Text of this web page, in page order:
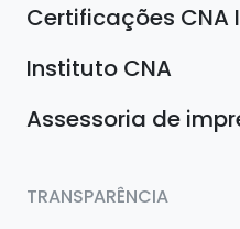
Certificações CNA
Instituto CNA
Assessoria de
TRANSPARÊNCIA